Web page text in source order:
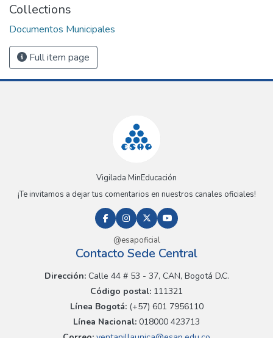
Collections
Documentos Municipales
Full item page
Vigilada MinEducación
¡Te invitamos a dejar tus comentarios en nuestros canales oficiales!
@esapoficial
Contacto Sede Central
Dirección:Calle 44 # 53 - 37, CAN, Bogotá D.C.
Código postal: 111321
Línea Bogotá:(+57) 601 7956110
Línea Nacional: 018000 423713